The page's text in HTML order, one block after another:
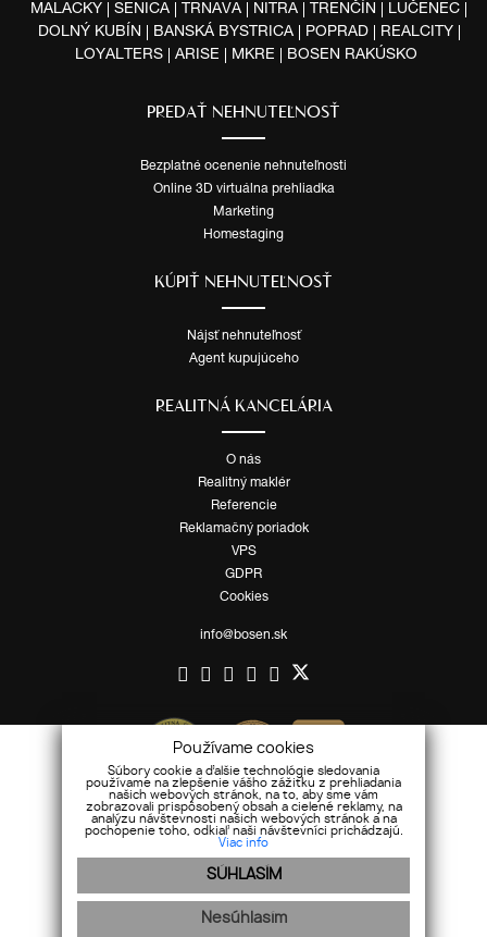
Používame cookies
Súbory cookie a ďalšie technológie sledovania
používame na zlepšenie vášho zážitku z prehliadania
našich webových stránok, na to, aby sme vám
zobrazovali prispôsobený obsah a cielené reklamy, na
analýzu návštevnosti našich webových stránok a na
pochopenie toho, odkiaľ naši návštevníci prichádzajú.
Viac info
SÚHLASÍM
Nesúhlasím
MALACKY
SENICA TRNAVA NITRA TRENČÍN
LUČENEC
DOLNÝ KUBÍN
BANSKÁ BYSTRICA POPRAD
REALCITY
LOYALTERS
ARISE MKRE BOSEN RAKÚSKO
PREDAŤ NEHNUTEĽNOSŤ
Bezplatné ocenenie nehnuteľnosti
Online 3D virtuálna prehliadka
Marketing
Homestaging
KÚPIŤ NEHNUTEĽNOSŤ
Nájsť nehnuteľnosť
Agent kupujúceho
REALITNÁ KANCELÁRIA
O nás
Realitný maklér
Referencie
Reklamačný poriadok
VPS
GDPR
Cookies
info@bosen.sk